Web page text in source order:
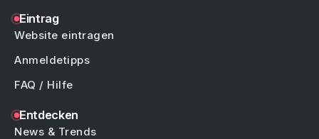
Eintrag
Website eintragen
Anmeldetipps
FAQ / Hilfe
Entdecken
News & Trends